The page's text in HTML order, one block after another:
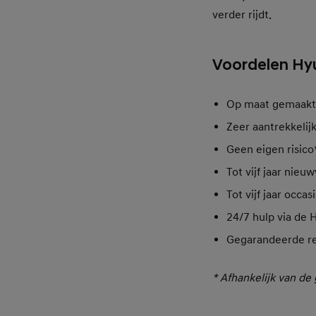
verder rijdt.
Voordelen
Op maat
Zeer
Geen eigen
Tot vijf jaar
Tot vijf jaar
24/7 hulp via de
Gegarandeerde
* Afhankelijk van